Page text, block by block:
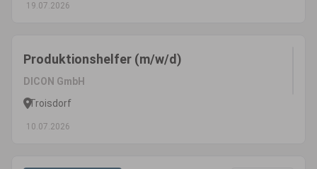
19.07.2026
Produktionshelfer (m/w/d)
DICON GmbH
Troisdorf
10.07.2026